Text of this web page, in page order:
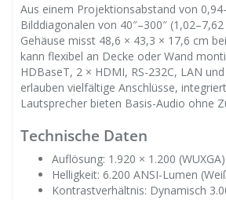
Aus einem Projektionsabstand von
Bilddiagonalen von 40″–300″
Gehäuse misst 48,6 × 43,3 × 17,6 cm
kann flexibel an Decke oder Wand
HDBaseT, 2 × HDMI, RS-232C, LAN
erlauben vielfältige Anschlüsse,
Lautsprecher bieten Basis-Audio ohne
Technische Daten
Auflösung: 1.920 × 1.200 (WUXGA)
Helligkeit: 6.200 ANSI-Lumen
Kontrastverhältnis: Dynamisch